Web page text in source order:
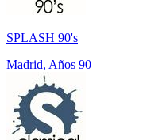
SPLASH 90's
Madrid, Años 90